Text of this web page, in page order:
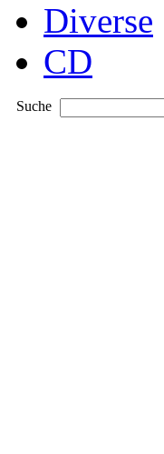
Diverse
CD
Suche